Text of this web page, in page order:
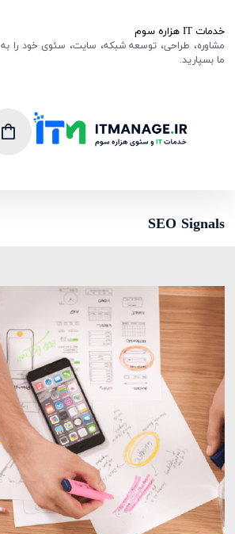
خدمات IT هزاره سوم
مشاوره، طراحی، توسعه شبکه، سایت، سئوی خود را به
ما بسپارید.
SEO Signals